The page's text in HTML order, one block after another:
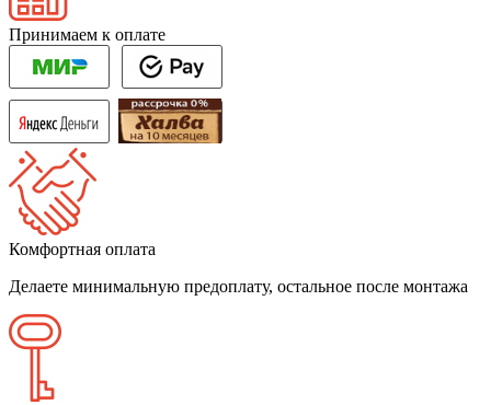
Принимаем к оплате
Комфортная оплата
Делаете минимальную предоплату, остальное после монтажа